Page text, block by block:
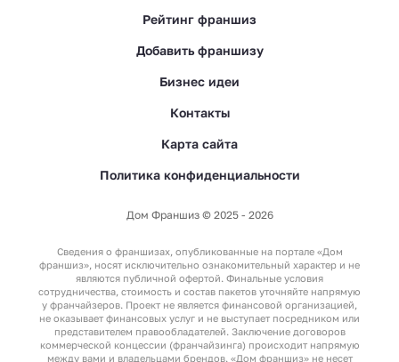
Рейтинг франшиз
Добавить франшизу
Бизнес идеи
Контакты
Карта сайта
Политика конфиденциальности
Дом Франшиз © 2025 - 2026